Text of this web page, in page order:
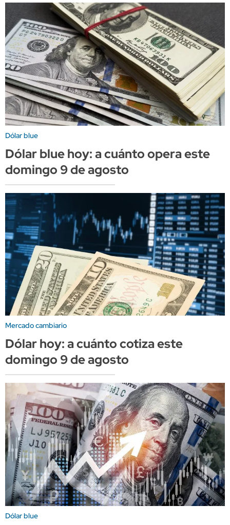
Dólar blue
Dólar blue hoy: a cuánto opera este
domingo 9 de agosto
Mercado cambiario
Dólar hoy: a cuánto cotiza este
domingo 9 de agosto
Dólar blue